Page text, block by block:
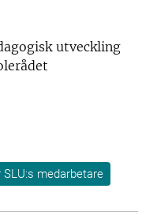
utveckling
medarbetare